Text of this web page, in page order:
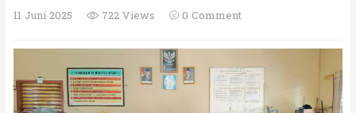
11 Juni 2025 722 Views 0 Comment